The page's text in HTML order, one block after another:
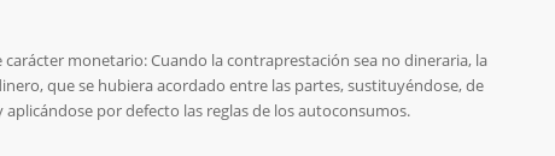
monetario: Cuando la contraprestación sea no dineraria, la
que se hubiera acordado entre las partes, sustituyéndose, de
por defecto las reglas de los autoconsumos.